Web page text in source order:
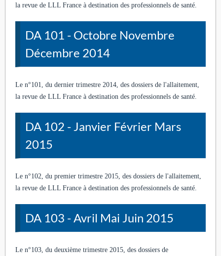
la revue de LLL France à destination des professionnels de santé.
DA 101 - Octobre Novembre
Décembre 2014
Le n°101, du dernier trimestre 2014, des dossiers de l'allaitement,
la revue de LLL France à destination des professionnels de santé.
DA 102 - Janvier Février Mars
2015
Le n°102, du premier trimestre 2015, des dossiers de l'allaitement,
la revue de LLL France à destination des professionnels de santé.
DA 103 - Avril Mai Juin 2015
Le n°103, du deuxième trimestre 2015, des dossiers de